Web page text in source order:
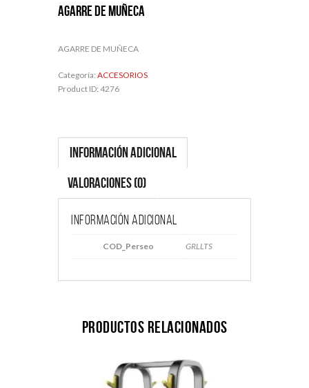
AGARRE DE MUÑECA
AGARRE DE MUÑECA
Categoría: ACCESORIOS
Product ID: 4276
Información adicional
Valoraciones (0)
Información adicional
COD_Perseo GRLLTS
Productos relacionados